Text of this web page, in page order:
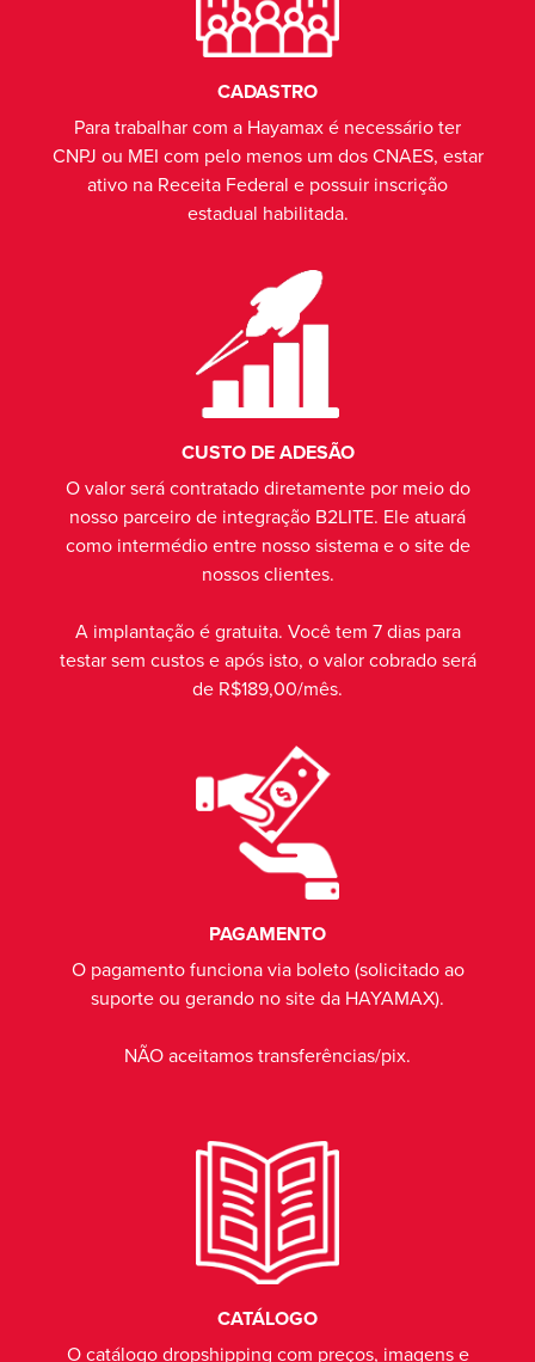
CADASTRO
Para trabalhar com a Hayamax é necessário ter
CNPJ ou MEI com pelo menos um dos CNAES, estar
ativo na Receita Federal e possuir inscrição
estadual habilitada.
CUSTO DE ADESÃO
O valor será contratado diretamente por meio do
nosso parceiro de integração B2LITE. Ele atuará
como intermédio entre nosso sistema e o site de
nossos clientes.
A implantação é gratuita. Você tem 7 dias para
testar sem custos e após isto, o valor cobrado será
de R$189,00/mês.
PAGAMENTO
O pagamento funciona via boleto (solicitado ao
suporte ou gerando no site da HAYAMAX).
NÃO aceitamos transferências/pix.
CATÁLOGO
O catálogo dropshipping com preços, imagens e